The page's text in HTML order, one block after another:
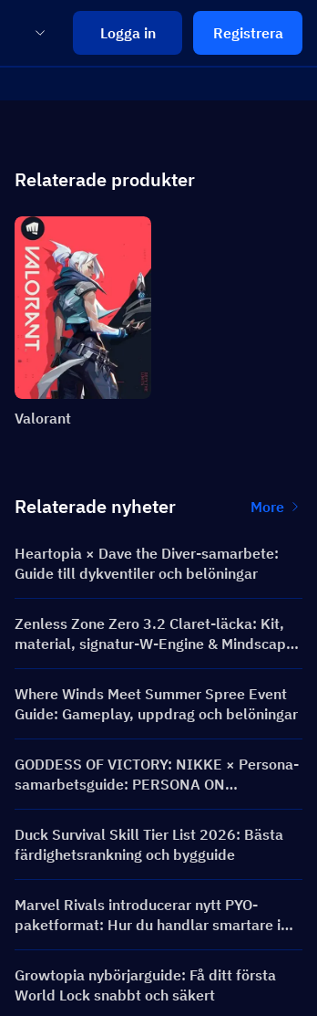
Logga in Registrera
Relaterade produkter
Valorant
Relaterade nyheter More
Heartopia × Dave the Diver-samarbete:
Guide till dykventiler och belöningar
Zenless Zone Zero 3.2 Claret-läcka: Kit,
material, signatur-W-Engine & Mindscape
Cinema
Where Winds Meet Summer Spree Event
Guide: Gameplay, uppdrag och belöningar
GODDESS OF VICTORY: NIKKE × Persona-
samarbetsguide: PERSONA ON
FRONTLINE-event, karaktärer, banners
och belöningar
Duck Survival Skill Tier List 2026: Bästa
färdighetsrankning och bygguide
Marvel Rivals introducerar nytt PYO-
paketformat: Hur du handlar smartare i
butiksuppdateringen för säsong 9.5
Growtopia nybörjarguide: Få ditt första
World Lock snabbt och säkert